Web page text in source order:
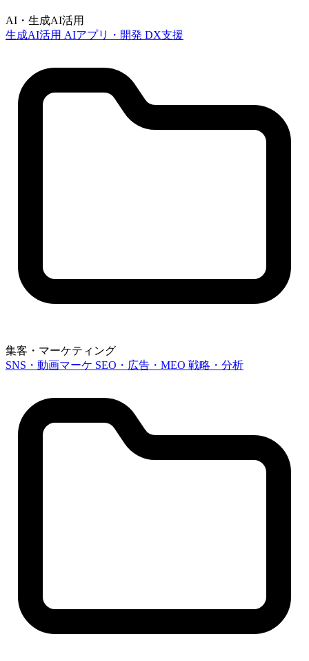
AI・生成AI活用
生成AI活用 AIアプリ・開発 DX支援
集客・マーケティング
SNS・動画マーケ SEO・広告・MEO 戦略・分析